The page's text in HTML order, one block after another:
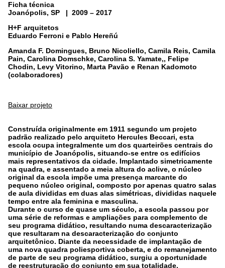
Ficha técnica
Joanópolis, SP | 2009 – 2017
H+F arquitetos
Eduardo Ferroni e Pablo Hereñú
Amanda F. Domingues, Bruno Nicoliello, Camila Reis, Camila
Pain, Carolina Domschke, Carolina S. Yamate,, Felipe
Chodin, Levy Vitorino, Marta Pavão e Renan Kadomoto
(colaboradores)
Baixar projeto
Construída originalmente em 1911 segundo um projeto
padrão realizado pelo arquiteto Hercules Beccari, esta
escola ocupa integralmente um dos quarteirões centrais do
município de Joanópolis, situando-se entre os edifícios
mais representativos da cidade. Implantado simetricamente
na quadra, e assentado a meia altura do aclive, o núcleo
original da escola impõe uma presença marcante do
pequeno núcleo original, composto por apenas quatro salas
de aula divididas em duas alas simétricas, divididas naquele
tempo entre ala feminina e masculina.
Durante o curso de quase um século, a escola passou por
uma série de reformas e ampliações para complemento de
seu programa didático, resultando numa descaracterização
que resultaram na descaracterização do conjunto
arquitetônico. Diante da necessidade de implantação de
uma nova quadra poliesportiva coberta, e do remanejamento
de parte de seu programa didático, surgiu a oportunidade
de reestruturação do conjunto em sua totalidade,